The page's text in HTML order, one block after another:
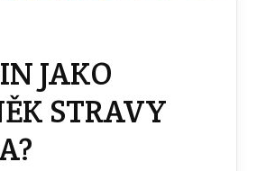
JAKO
STRAVY